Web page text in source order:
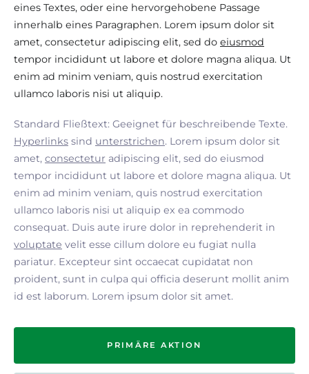
eines Textes, oder eine hervorgehobene Passage
innerhalb eines Paragraphen. Lorem ipsum dolor sit
amet, consectetur adipiscing elit, sed do eiusmod
tempor incididunt ut labore et dolore magna aliqua. Ut
enim ad minim veniam, quis nostrud exercitation
ullamco laboris nisi ut aliquip.
Standard Fließtext: Geeignet für beschreibende Texte.
Hyperlinks sind unterstrichen. Lorem ipsum dolor sit
amet, consectetur adipiscing elit, sed do eiusmod
tempor incididunt ut labore et dolore magna aliqua. Ut
enim ad minim veniam, quis nostrud exercitation
ullamco laboris nisi ut aliquip ex ea commodo
consequat. Duis aute irure dolor in reprehenderit in
voluptate velit esse cillum dolore eu fugiat nulla
pariatur. Excepteur sint occaecat cupidatat non
proident, sunt in culpa qui officia deserunt mollit anim
id est laborum. Lorem ipsum dolor sit amet.
PRIMÄRE AKTION